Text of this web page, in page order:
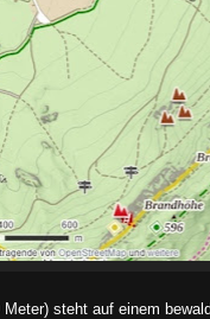
Meter) steht auf einem